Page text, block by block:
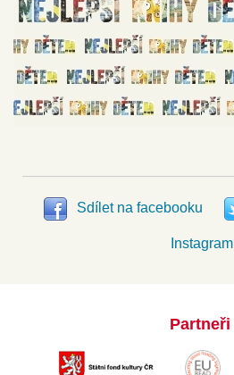
Sdílet na facebooku
Instagram
Partneři